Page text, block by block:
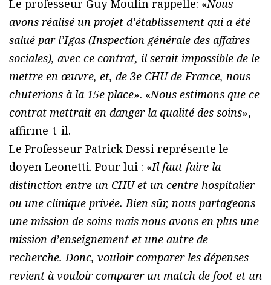
Le professeur Guy Moulin rappelle: «Nous
avons réalisé un projet d’établissement qui a été
salué par l’Igas (Inspection générale des affaires
sociales), avec ce contrat, il serait impossible de le
mettre en œuvre, et, de 3e CHU de France, nous
chuterions à la 15e place». «Nous estimons que ce
contrat mettrait en danger la qualité des soins»,
affirme-t-il.
Le Professeur Patrick Dessi représente le
doyen Leonetti. Pour lui : «Il faut faire la
distinction entre un CHU et un centre hospitalier
ou une clinique privée. Bien sûr, nous partageons
une mission de soins mais nous avons en plus une
mission d’enseignement et une autre de
recherche. Donc, vouloir comparer les dépenses
revient à vouloir comparer un match de foot et un